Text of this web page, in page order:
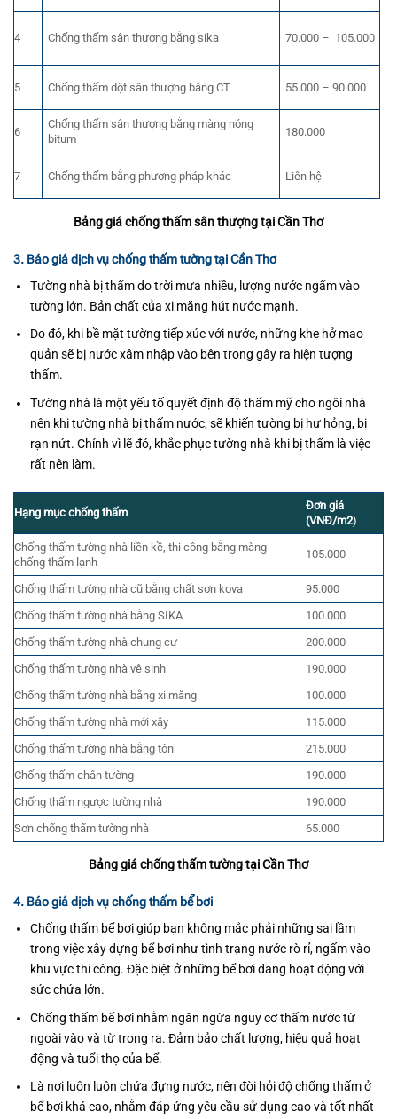
4 Chống thấm sân thượng bằng sika 70.000 – 105.000
5 Chống thấm dột sân thượng bằng CT 55.000 – 90.000
6
Chống thấm sân thượng bằng màng nóng
bitum
180.000
7 Chống thấm bằng phương pháp khác Liên hệ
Bảng giá chống thấm sân thượng tại Cần Thơ
3. Báo giá dịch vụ chống thấm tường tại Cần Thơ
Tường nhà bị thấm do trời mưa nhiều, lượng nước ngấm vào
tường lớn. Bản chất của xi măng hút nước mạnh.
Do đó, khi bề mặt tường tiếp xúc với nước, những khe hở mao
quản sẽ bị nước xâm nhập vào bên trong gây ra hiện tượng
thấm.
Tường nhà là một yếu tố quyết định độ thẩm mỹ cho ngôi nhà
nên khi tường nhà bị thấm nước, sẽ khiến tường bị hư hỏng, bị
rạn nứt. Chính vì lẽ đó, khắc phục tường nhà khi bị thấm là việc
rất nên làm.
Hạng mục chống thấm
Đơn giá
(VNĐ/m2)
Chống thấm tường nhà liền kề, thi công bằng màng
chống thấm lạnh
105.000
Chống thấm tường nhà cũ bằng chất sơn kova
95.000
Chống thấm tường nhà bằng SIKA
100.000
Chống thấm tường nhà chung cư
200.000
Chống thấm tường nhà vệ sinh
190.000
Chống thấm tường nhà bằng xi măng
100.000
Chống thấm tường nhà mới xây
115.000
Chống thấm tường nhà bằng tôn
215.000
Chống thấm chân tường
190.000
Chống thấm ngược tường nhà
190.000
Sơn chống thấm tường nhà
65.000
Bảng giá chống thấm tường tại Cần Thơ
4. Báo giá dịch vụ chống thấm bể bơi
Chống thấm bể bơi giúp bạn không mắc phải những sai lầm
trong việc xây dựng bể bơi như tình trạng nước rò rỉ, ngấm vào
khu vực thi công. Đặc biệt ở những bể bơi đang hoạt động với
sức chứa lớn.
Chống thấm bể bơi nhằm ngăn ngừa nguy cơ thấm nước từ
ngoài vào và từ trong ra. Đảm bảo chất lượng, hiệu quả hoạt
động và tuổi thọ của bể.
Là nơi luôn luôn chứa đựng nước, nên đòi hỏi độ chống thấm ở
bể bơi khá cao, nhằm đáp ứng yêu cầu sử dụng cao và tốt nhất